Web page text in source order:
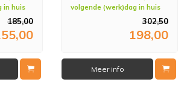
in huis
185,00
volgende (werk)dag in huis
302,50
198,00
Meer info